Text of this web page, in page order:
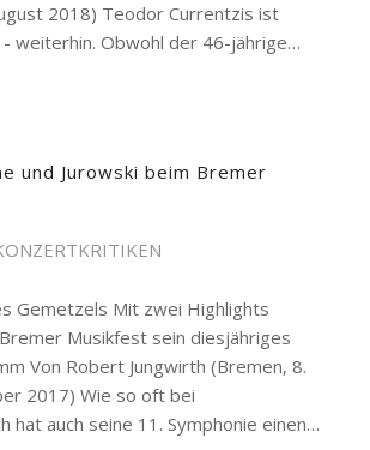
2018) Teodor Currentzis ist
weiterhin. Obwohl der 46-jährige…
und Jurowski beim Bremer
Gemetzels Mit zwei Highlights
Musikfest sein diesjähriges
Von Robert Jungwirth (Bremen, 8.
2017) Wie so oft bei
hat auch seine 11. Symphonie einen…